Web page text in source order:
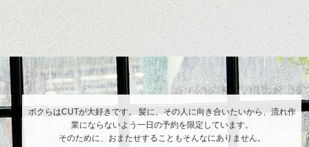
ボクらはCUTが大好きです。 髪に、その人に向き合いたいから、流れ作
業にならないよう一日の予約を限定しています。
そのために、おまたせすることもそんなにありません。